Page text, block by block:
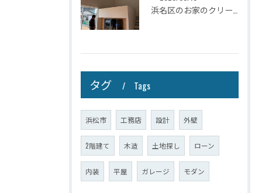
タグ Tags
浜松市 工務店 設計 外壁
2階建て 木造 土地探し ローン
内装 平屋 ガレージ モダン